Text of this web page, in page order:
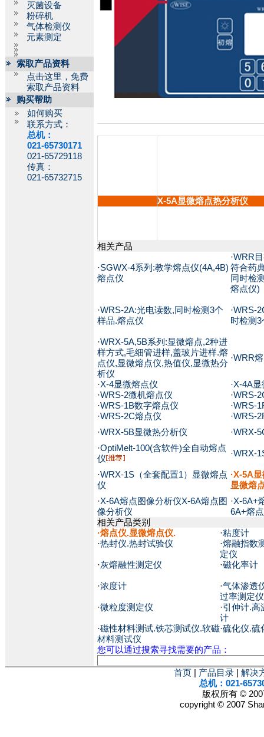
灭菌设备
粉碎机
气体检测仪
元素测定
索取产品资料
点击这里，免费
索取产品资料
购买帮助
如何购买
联系方式：
总机：
021-65730171
021-65729118
传真：
021-65732715
X-5A显微熔点热分析仪
相关产品
·SGWX-4系列:教学熔点仪(4A,4B)
熔点仪
·WRR
符合药
同时检
熔点仪)
·WRS-2A:光电读数,同时检测3个
样品.熔点仪
·WRS-
时检测
·WRX-5A,5B系列:显微熔点,2种进
样方式,毛细管进样,盖玻片进样.熔
点仪,显微熔点仪,热值仪,显微热分
析仪
·WRR
·X-4显微熔点仪 ·X-4A显
·WRS-2微机熔点仪 ·WRS-
·WRS-1B数字熔点仪 ·WRS-
·WRS-2C熔点仪 ·WRS-
·WRX-5B显微热分析仪 ·WRX-
·OptiMelt-100(含软件)全自动熔点
仪
·WRX-
·WRX-1S（全套配置1）显微熔点
仪
·X-5A
显微熔
·X-6A熔点图像分析仪X-6A熔点图
像分析仪
·X-6A+
6A+熔
相关产品类别
·熔点仪.显微熔点仪. ·粘度计
·热封仪.热封试验仪 ·熔融指数
定仪
·灰熔融性测定仪 ·磁化率计
·浓度计 ·气体渗透
过率测定仪
·微粒度测定仪 ·引伸计.高
计
·磁性材料测试.铁芯测试仪.软磁
材料测试仪
·硫化仪.硫
您可以通过搜索寻找需要的产品：
首页 产品目录
解决
总机：021-
版权所有 ©
copyright © 2007